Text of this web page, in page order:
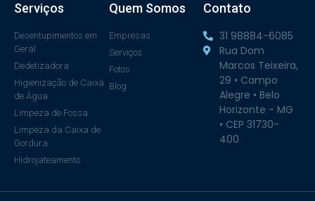
Serviços
Desentupimentos em
Geral
Dedetizadora
Higienização de Caixa
de Água
Limpeza de Fossa
Limpeza da Caixa de
Gordura
Hidrojateamento
Quem Somos
Empresas
Serviços
Fotos
Blog
Contato
31 98884-6085
Rua Dom
Marcos Teixeira,
29 • Campo
Alegre • Belo
Horizonte - MG
• CEP 31730-
400